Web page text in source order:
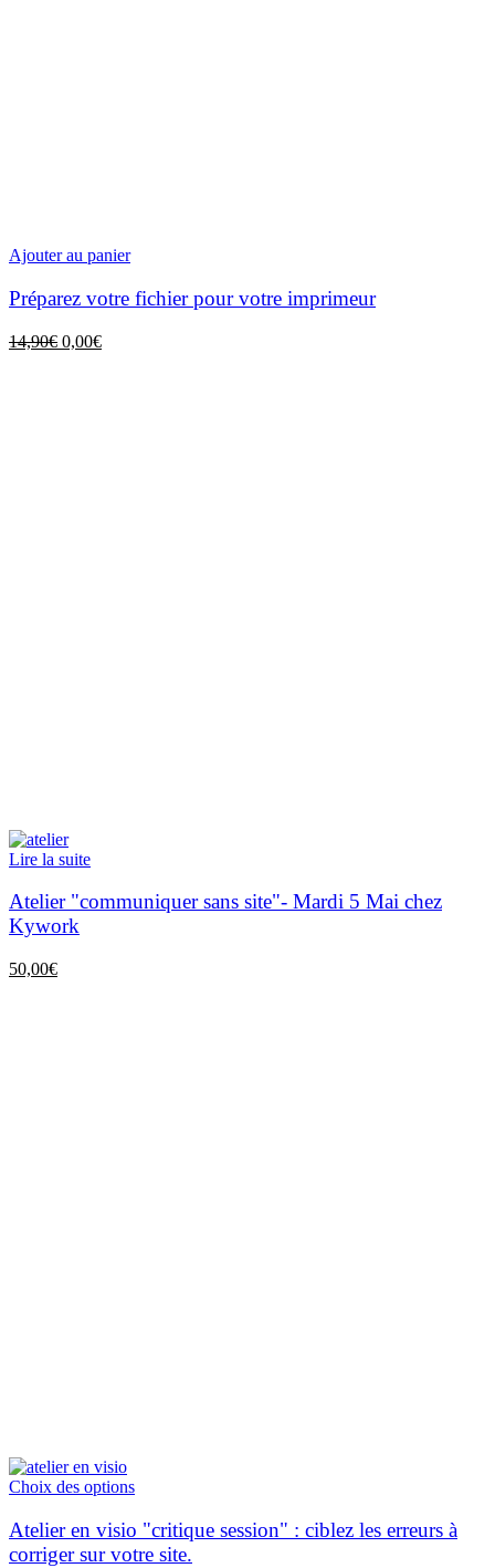
Ajouter au panier
Préparez votre fichier pour votre imprimeur
14,90€ Le
0,00€Le
Lire la suite
Atelier "communiquer sans site"- Mardi 5 Mai chez
Kywork
50,00€
Choix des optionsCe
a
plusieurs
Atelier en visio "critique session" : ciblez les erreurs à
corriger sur votre site.